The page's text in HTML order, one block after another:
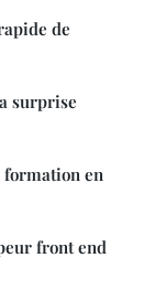
de
surprise
formation en
front end